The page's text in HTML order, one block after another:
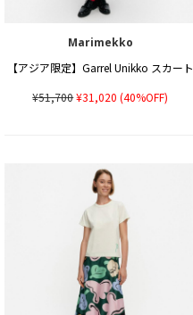
Marimekko
【アジア限定】Garrel Unikko スカート
¥51,700¥31,020 (40%OFF)